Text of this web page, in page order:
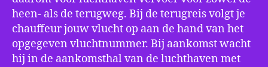
heen- als de terugweg. Bij de terugreis volgt je
chauffeur jouw vlucht op aan de hand van het
opgegeven vluchtnummer. Bij aankomst wacht
hij in de aankomsthal van de luchthaven met